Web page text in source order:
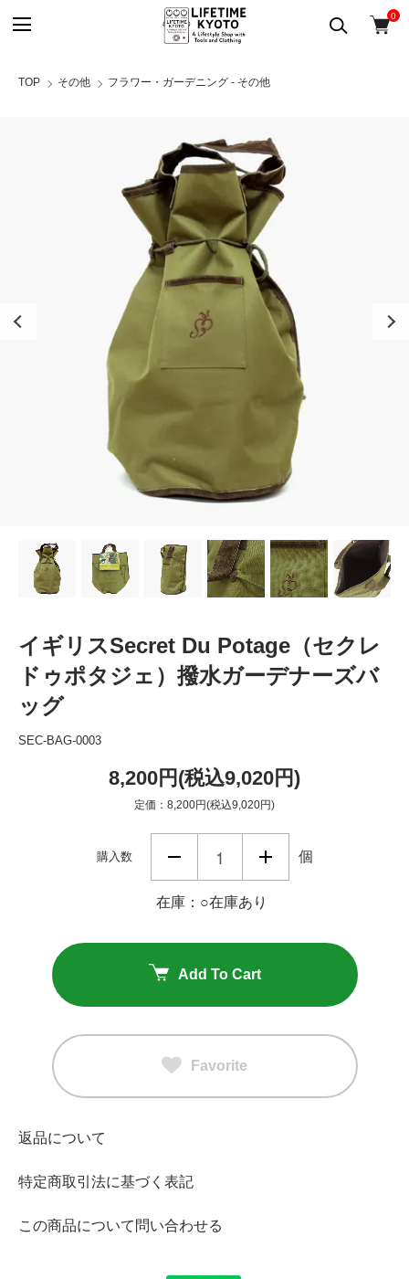
0
TOP その他 フラワー・ガーデニング - その他
イギリスSecret Du Potage（セクレ
ドゥポタジェ）撥水ガーデナーズバ
ッグ
SEC-BAG-0003
8,200円(税込9,020円)
定価：8,200円(税込9,020円)
購入数 個
在庫：○在庫あり
Add To Cart
Favorite
返品について
特定商取引法に基づく表記
この商品について問い合わせる